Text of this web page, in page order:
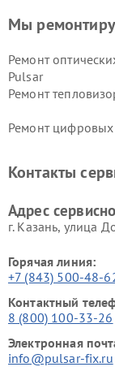
Мы
Ремонт
Pulsar
Ремонт
Ремонт
Контакты
Адрес
г. Казань, улица
Горячая линия:
+7 (843) 500-48-
Контактный
8 (800) 100-33-26
Электронная
info@pulsar-fix.ru